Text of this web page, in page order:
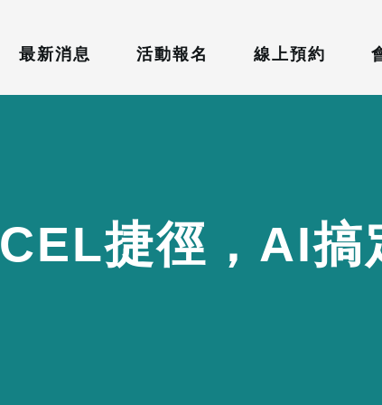
最新消息 活動報名 線上預約
CEL捷徑 ， AI搞